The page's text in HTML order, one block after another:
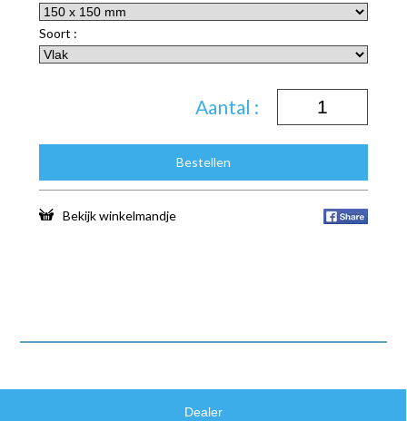
Soort :
Aantal :
Bestellen
Bekijk winkelmandje
Dealer